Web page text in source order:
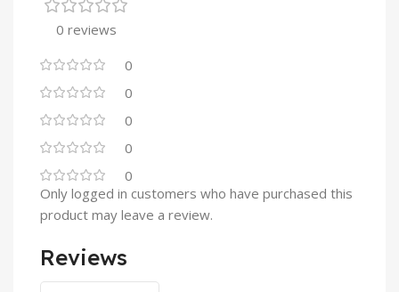
0 reviews
0
0
0
0
0
Reviews
Only logged in customers who have purchased this
product may leave a review.